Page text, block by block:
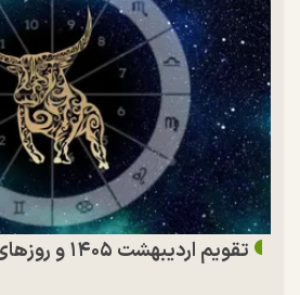
تقویم اردیبهشت ۱۴۰۵ و روز‌های تعطیل این ماه